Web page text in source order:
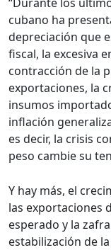
cubano ha
depreciación que
fiscal, la excesiva
contracción de la
exportaciones, la
insumos
inflación
es decir, la crisis
peso cambie su
Y hay más, el
las exportaciones
esperado y la
estabilización de